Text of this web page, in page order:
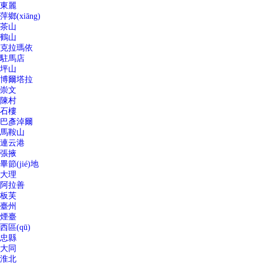
東麗
萍鄉(xiāng)
茶山
鶴山
克拉瑪依
駐馬店
坪山
博爾塔拉
崇文
陳村
石樓
巴彥淖爾
馬鞍山
連云港
張掖
畢節(jié)地
大理
阿拉善
板芙
臺州
煙臺
西區(qū)
忠縣
大同
淮北